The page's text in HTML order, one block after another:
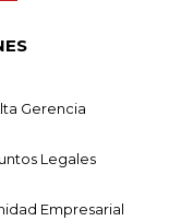
Gerencia
Legales
Empresarial